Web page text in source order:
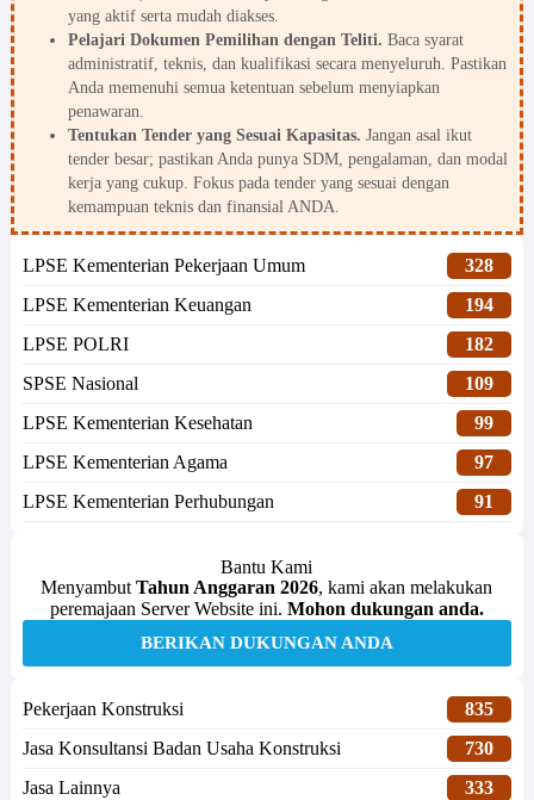
yang aktif serta mudah diakses.
Pelajari Dokumen Pemilihan dengan Teliti. Baca syarat
administratif, teknis, dan kualifikasi secara menyeluruh. Pastikan
Anda memenuhi semua ketentuan sebelum menyiapkan
penawaran.
Tentukan Tender yang Sesuai Kapasitas. Jangan asal ikut
tender besar; pastikan Anda punya SDM, pengalaman, dan modal
kerja yang cukup. Fokus pada tender yang sesuai dengan
kemampuan teknis dan finansial ANDA.
LPSE Kementerian Pekerjaan Umum
328
LPSE Kementerian Keuangan
194
LPSE POLRI
182
SPSE Nasional
109
LPSE Kementerian Kesehatan
99
LPSE Kementerian Agama
97
LPSE Kementerian Perhubungan
91
Bantu Kami
MenyambutTahun Anggaran 2026, kami akan melakukan
peremajaan Server Website ini. Mohon dukungan anda.
BERIKAN DUKUNGAN ANDA
Pekerjaan Konstruksi
835
Jasa Konsultansi Badan Usaha Konstruksi
730
Jasa Lainnya
333